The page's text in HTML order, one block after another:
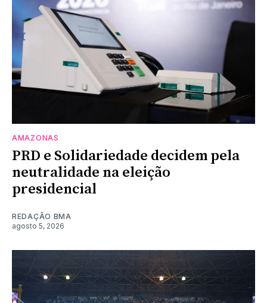
AMAZONAS
PRD e Solidariedade decidem pela
neutralidade na eleição
presidencial
REDAÇÃO BMA
agosto 5, 2026